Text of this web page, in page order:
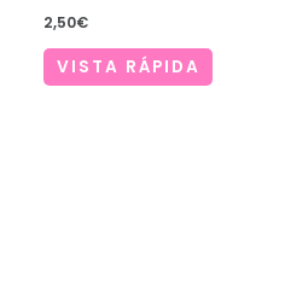
2,50€
VISTA RÁPIDA